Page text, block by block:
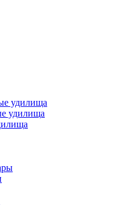
удилища
удилища